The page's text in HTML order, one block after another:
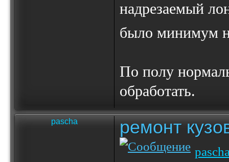
надрезаемый
было минимум
По полу
обработать.
pascha ремонт